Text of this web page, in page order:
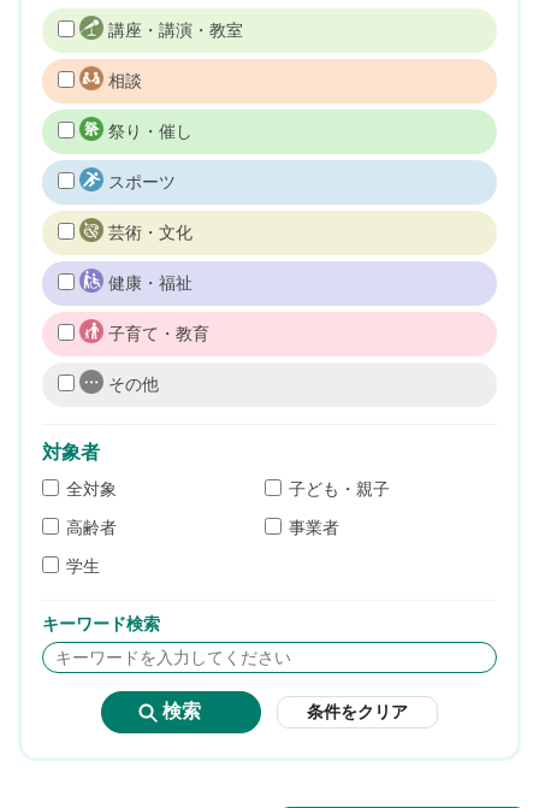
講座・講演・教室
相談
祭り・催し
スポーツ
芸術・文化
健康・福祉
子育て・教育
その他
対象者
全対象
子ども・親子
高齢者
事業者
学生
キーワード検索
条件をクリア